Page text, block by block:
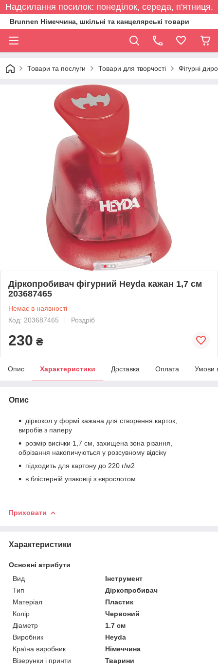
Надсилання посилок: понеділок, середа, п'ятниця.
Brunnen Німеччина, шкільні та канцелярські товари
Товари та послуги Товари для творчості Фігурні
Діркопробивач фігурний Heyda кажан 1,7 см
203687465
Немає в наявності
Код: 203687465
Роздріб
230 ₴
Опис Характеристики Доставка Оплата Умови
Опис
діркокол у формі кажана для створення карток,
виробів з паперу
розмір висічки 1,7 см, захищена зона різання,
обрізання накопичуються у розсувному відсіку
підходить для картону до 220 г/м2
в блістерній упаковці з єврослотом
Приховати
Характеристики
Основні атрибути
Вид
Інструмент
Тип
Діркопробивач
Матеріал
Пластик
Колір
Червоний
Діаметр
1.7 см
Виробник
Heyda
Країна виробник
Німеччина
Візерунки і принти
Тварини